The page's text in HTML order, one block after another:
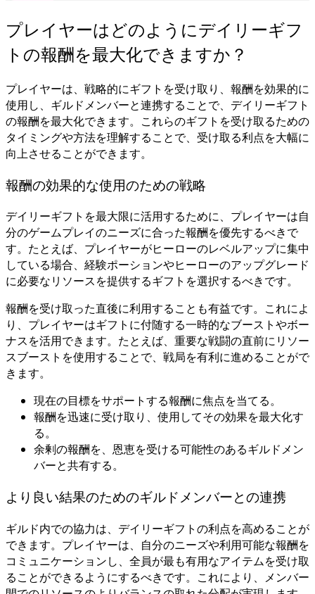
プレイヤーはどのようにデイリーギフ
トの報酬を最大化できますか？
プレイヤーは、戦略的にギフトを受け取り、報酬を効果的に
使用し、ギルドメンバーと連携することで、デイリーギフト
の報酬を最大化できます。これらのギフトを受け取るための
タイミングや方法を理解することで、受け取る利点を大幅に
向上させることができます。
報酬の効果的な使用のための戦略
デイリーギフトを最大限に活用するために、プレイヤーは自
分のゲームプレイのニーズに合った報酬を優先するべきで
す。たとえば、プレイヤーがヒーローのレベルアップに集中
している場合、経験ポーションやヒーローのアップグレード
に必要なリソースを提供するギフトを選択するべきです。
報酬を受け取った直後に利用することも有益です。これによ
り、プレイヤーはギフトに付随する一時的なブーストやボー
ナスを活用できます。たとえば、重要な戦闘の直前にリソー
スブーストを使用することで、戦局を有利に進めることがで
きます。
現在の目標をサポートする報酬に焦点を当てる。
報酬を迅速に受け取り、使用してその効果を最大化す
る。
余剰の報酬を、恩恵を受ける可能性のあるギルドメン
バーと共有する。
より良い結果のためのギルドメンバーとの連携
ギルド内での協力は、デイリーギフトの利点を高めることが
できます。プレイヤーは、自分のニーズや利用可能な報酬を
コミュニケーションし、全員が最も有用なアイテムを受け取
ることができるようにするべきです。これにより、メンバー